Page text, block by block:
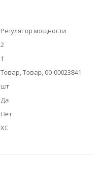
Регулятор мощности
2
1
Товар, Товар, 00-00023841
шт
Да
Нет
XC